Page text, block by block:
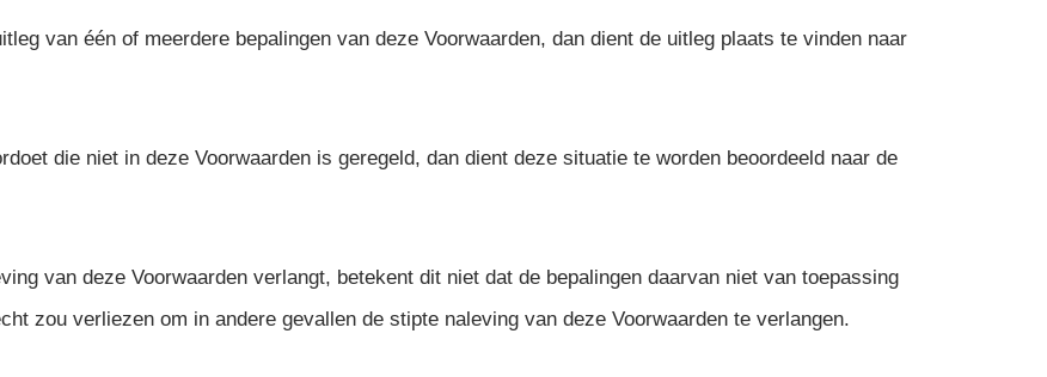
van één of meerdere bepalingen van deze Voorwaarden, dan dient de uitleg plaats te vinden naar
die niet in deze Voorwaarden is geregeld, dan dient deze situatie te worden beoordeeld naar de
van deze Voorwaarden verlangt, betekent dit niet dat de bepalingen daarvan niet van toepassing
zou verliezen om in andere gevallen de stipte naleving van deze Voorwaarden te verlangen.